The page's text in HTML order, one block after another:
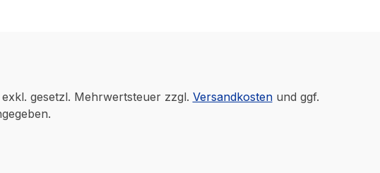
gesetzl. Mehrwertsteuer zzgl. Versandkostenund ggf.